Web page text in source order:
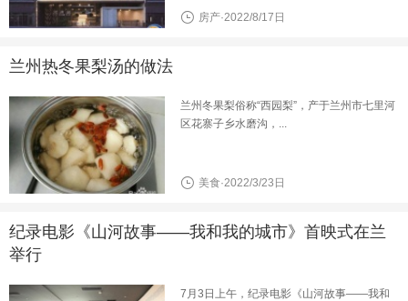
房产·2022/8/17日
兰州热冬果梨汤的做法
兰州冬果梨俗称“西园梨”，产于兰州市七里河
区花寨子乡水磨沟，...
美食·2022/3/23日
纪录电影《山河故事——我和我的城市》首映式在兰
举行
7月3日上午，纪录电影《山河故事——我和